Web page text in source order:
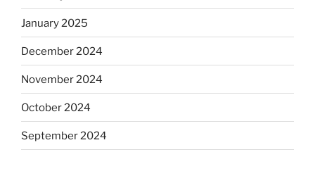
January 2025
December 2024
November 2024
October 2024
September 2024